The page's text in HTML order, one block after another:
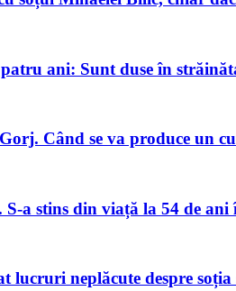
ani: Sunt duse în
Când se va produce un
a stins din viață la 54 de
neplăcute despre soția